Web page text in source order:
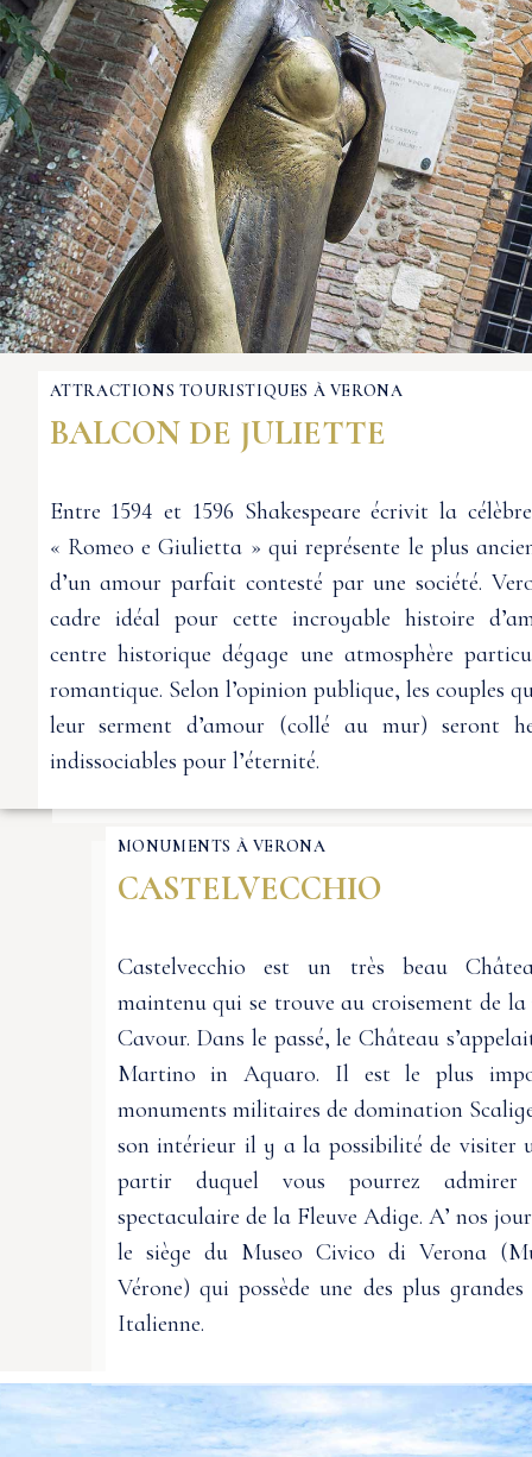
ATTRACTIONS TOURISTIQUES À VERONA
BALCON DE JULIETTE
Entre 1594 et 1596 Shakespeare écrivit la
« Romeo e Giulietta » qui représente le plus
d’un amour parfait contesté par une société.
cadre idéal pour cette incroyable histoire
centre historique dégage une atmosphère
romantique. Selon l’opinion publique, les couples
leur serment d’amour (collé au mur) seront
indissociables pour l’éternité.
MONUMENTS À VERONA
CASTELVECCHIO
Castelvecchio est un très beau
maintenu qui se trouve au croisement de
Cavour. Dans le passé, le Château
Martino in Aquaro. Il est le plus
monuments militaires de domination
son intérieur il y a la possibilité de visiter
partir duquel vous pourrez admirer
spectaculaire de la Fleuve Adige. A’ nos
le siège du Museo Civico di Verona
Vérone) qui possède une des plus
Italienne.